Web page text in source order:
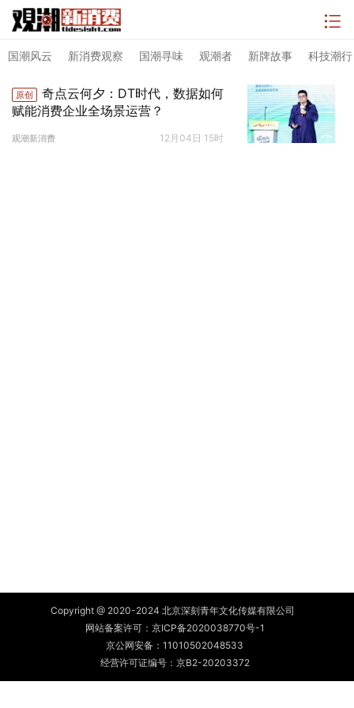
国潮风云 新消费观察 国潮寻味 观潮者 新牌故事 科技潮行
原创
奇点云何夕：DT时代，数据如何
赋能消费企业全场景运营？
观潮新消费 12月04日 15时
Copyright @ 2020-2024 北京深刻青年文化传媒有限公司
网站备案许可： 京ICP备2020038770号-1
京公网安备： 11010502048533
经营许可证编号：京B2-20203372